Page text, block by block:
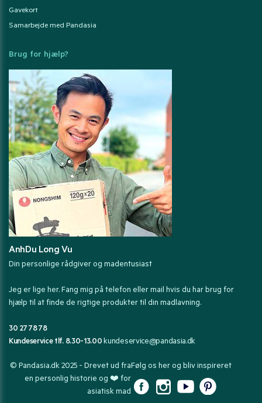
Gavekort
Samarbejde med Pandasia
Brug for hjælp?
AnhDu Long Vu
Din personlige rådgiver og madentusiast
Jeg er lige her. Fang mig på telefon eller mail hvis du har brug for
hjælp til at finde de rigtige produkter til din madlavning.
30 27 78 78
Kundeservice tlf. 8.30-13.00kundeservice@pandasia.dk
© Pandasia.dk 2025 - Drevet ud fra
en personlig historie og ❤️ for
asiatisk mad
Følg os her og bliv inspireret